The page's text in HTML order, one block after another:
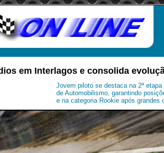
em Interlagos e consolida
Jovem piloto se destaca na 2ª
de Automobilismo, garantindo
e na categoria Rookie após grandes